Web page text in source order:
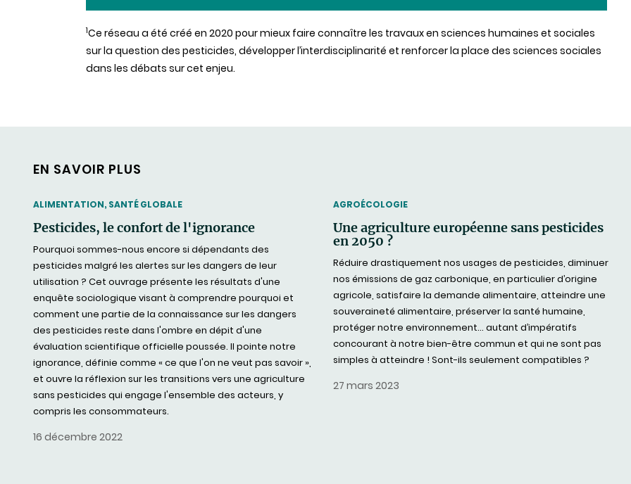
1Ce réseau a été créé en 2020 pour mieux faire connaître les travaux en sciences humaines et sociales
sur la question des pesticides, développer l’interdisciplinarité et renforcer la place des sciences sociales
dans les débats sur cet enjeu.
EN SAVOIR PLUS
THEMATIC
ALIMENTATION, SANTÉ GLOBALE
Pesticides, le confort de l'ignorance
Pourquoi sommes-nous encore si dépendants des
pesticides malgré les alertes sur les dangers de leur
utilisation ? Cet ouvrage présente les résultats d'une
enquête sociologique visant à comprendre pourquoi et
comment une partie de la connaissance sur les dangers
des pesticides reste dans l'ombre en dépit d'une
évaluation scientifique officielle poussée. Il pointe notre
ignorance, définie comme « ce que l'on ne veut pas savoir »,
et ouvre la réflexion sur les transitions vers une agriculture
sans pesticides qui engage l'ensemble des acteurs, y
compris les consommateurs.
16 décembre 2022
THEMATIC
AGROÉCOLOGIE
Une agriculture européenne sans pesticides
en 2050 ?
Réduire drastiquement nos usages de pesticides, diminuer
nos émissions de gaz carbonique, en particulier d’origine
agricole, satisfaire la demande alimentaire, atteindre une
souveraineté alimentaire, préserver la santé humaine,
protéger notre environnement… autant d’impératifs
concourant à notre bien-être commun et qui ne sont pas
simples à atteindre ! Sont-ils seulement compatibles ?
27 mars 2023